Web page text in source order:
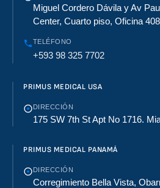
Miguel Cordero Dávila y Av
Center, Cuarto piso, Oficina 408
TELÉFONO
+593 98 325 7702
PRIMUS MEDICAL USA
DIRECCIÓN
175 SW 7th St Apt No 1716.
PRIMUS MEDICAL PANAMÁ
DIRECCIÓN
Corregimiento Bella Vista,